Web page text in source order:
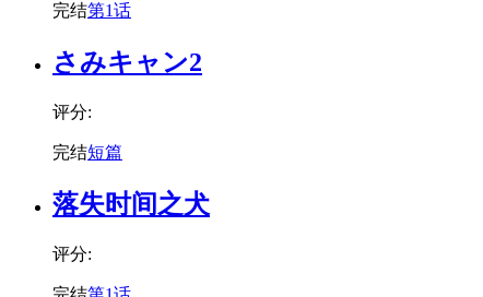
完结第1话
さみキャン2
评分:
完结短篇
落失时间之犬
评分: